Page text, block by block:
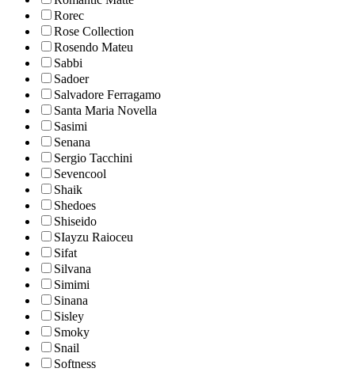
Rorec
Rose Collection
Rosendo Mateu
Sabbi
Sadoer
Salvadore Ferragamo
Santa Maria Novella
Sasimi
Senana
Sergio Tacchini
Sevencool
Shaik
Shedoes
Shiseido
SIayzu Raioceu
Sifat
Silvana
Simimi
Sinana
Sisley
Smoky
Snail
Softness